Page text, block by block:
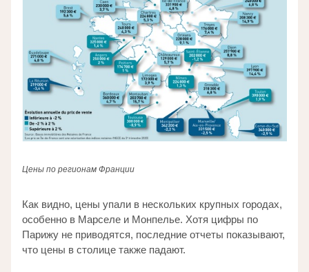
Цены по регионам Франции
Как видно, цены упали в нескольких крупных городах,
особенно в Марселе и Монпелье. Хотя цифры по
Парижу не приводятся, последние отчеты показывают,
что цены в столице также падают.